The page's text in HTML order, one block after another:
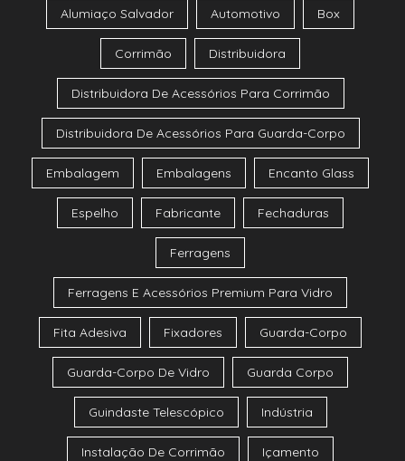
Alumiaço Salvador Automotivo Box
Corrimão Distribuidora
Distribuidora De Acessórios Para Corrimão
Distribuidora De Acessórios Para Guarda-Corpo
Embalagem Embalagens Encanto Glass
Espelho Fabricante Fechaduras
Ferragens
Ferragens E Acessórios Premium Para Vidro
Fita Adesiva Fixadores Guarda-Corpo
Guarda-Corpo De Vidro Guarda Corpo
Guindaste Telescópico Indústria
Instalação De Corrimão Içamento